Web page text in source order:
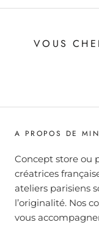
VOUS
A PROPOS DE
Concept store ou
créatrices
ateliers parisiens
l’originalité. Nos
vous